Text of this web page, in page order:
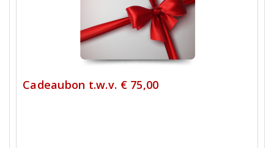
Cadeaubon t.w.v. € 75,00